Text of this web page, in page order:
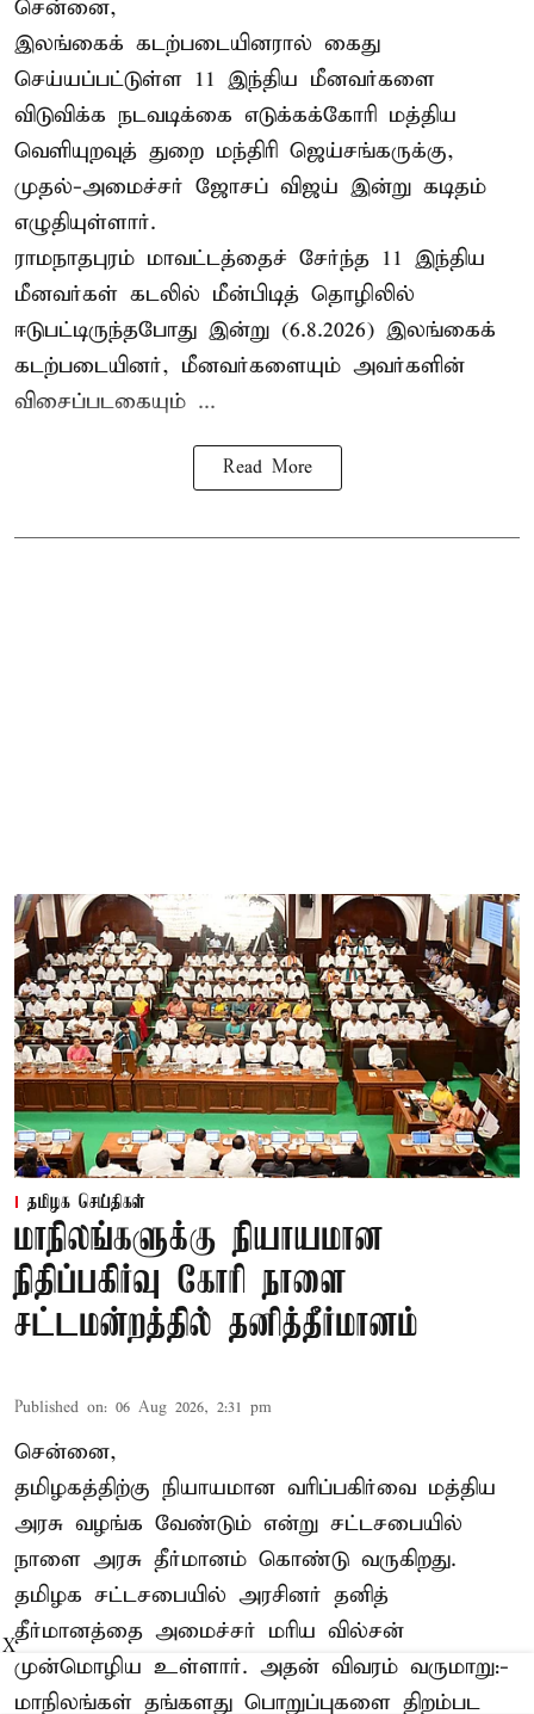
சென்னை,
இலங்கைக் கடற்படையினரால் கைது
செய்யப்பட்டுள்ள 11 இந்திய மீனவர்களை
விடுவிக்க நடவடிக்கை எடுக்கக்கோரி மத்திய
வெளியுறவுத் துறை மந்திரி ஜெய்சங்கருக்கு,
முதல்-அமைச்சர் ஜோசப் விஜய் இன்று கடிதம்
எழுதியுள்ளார்.
ராமநாதபுரம் மாவட்டத்தைச் சேர்ந்த 11 இந்திய
மீனவர்கள் கடலில் மீன்பிடித் தொழிலில்
ஈடுபட்டிருந்தபோது இன்று (6.8.2026) இலங்கைக்
கடற்படையினர், மீனவர்களையும் அவர்களின்
விசைப்படகையும் ...
Read More
தமிழக செய்திகள்
மாநிலங்களுக்கு நியாயமான
நிதிப்பகிர்வு கோரி நாளை
சட்டமன்றத்தில் தனித்தீர்மானம்
Published on: 06 Aug 2026, 2:31 pm
சென்னை,
தமிழகத்திற்கு நியாயமான வரிப்பகிர்வை மத்திய
அரசு வழங்க வேண்டும் என்று சட்டசபையில்
நாளை அரசு தீர்மானம் கொண்டு வருகிறது.
தமிழக சட்டசபையில் அரசினர் தனித்
தீர்மானத்தை அமைச்சர் மரிய வில்சன்
முன்மொழிய உள்ளார். அதன் விவரம் வருமாறு:-
மாநிலங்கள் தங்களது பொறுப்புகளை திறம்பட
X